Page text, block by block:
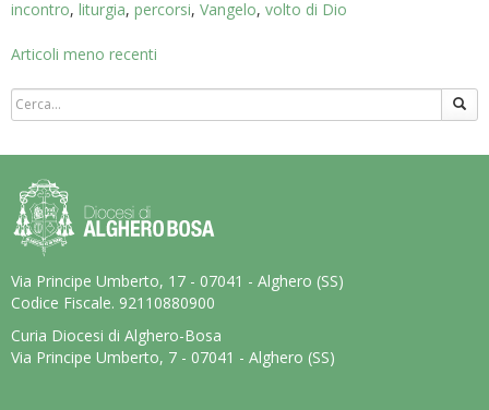
incontro, liturgia, percorsi, Vangelo, volto di Dio
Navigazione
articoli
Articoli meno recenti
Via Principe Umberto, 17 - 07041 - Alghero (SS)
Codice Fiscale. 92110880900
Curia Diocesi di Alghero-Bosa
Via Principe Umberto, 7 - 07041 - Alghero (SS)